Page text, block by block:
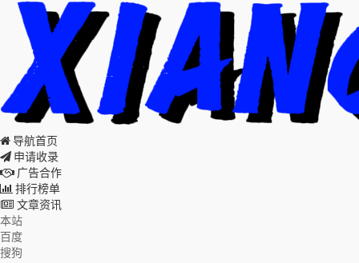
导航首页
申请收录
广告合作
排行榜单
文章资讯
本站
百度
搜狗